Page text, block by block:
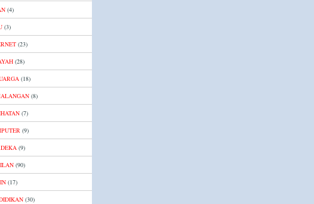
(4)
(3)
(23)
(28)
(18)
(8)
(7)
(9)
(9)
(90)
(17)
(30)